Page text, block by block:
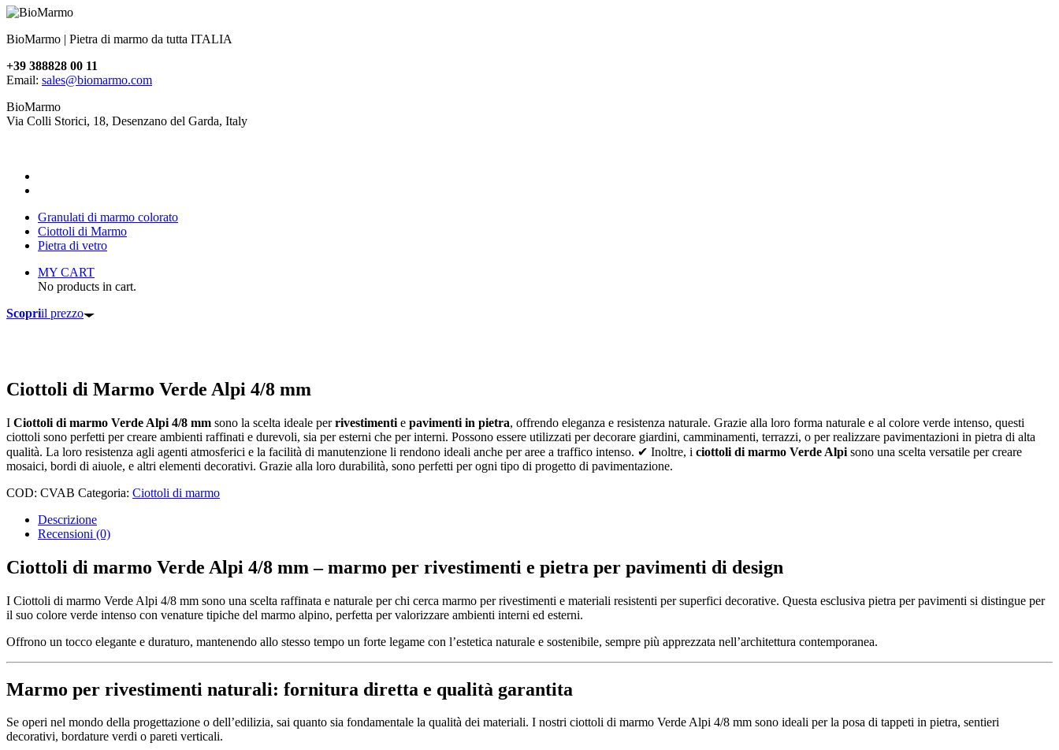
BioMarmo | Pietra di marmo da tutta ITALIA
+39 388828 00 11
Email: sales@biomarmo.com
BioMarmo
Via Colli Storici, 18, Desenzano del Garda, Italy
Granulati di marmo colorato
Ciottoli di Marmo
Pietra di vetro
MY CART
No products in cart.
Scopriil prezzo
Ciottoli di Marmo Verde Alpi 4/8 mm
I Ciottoli di marmo Verde Alpi 4/8 mm sono la scelta ideale perrivestimenti e pavimenti in pietra, offrendo eleganza e resistenza naturale. Grazie alla loro forma naturale e al colore verde intenso, questi
ciottoli sono perfetti per creare ambienti raffinati e durevoli, sia per esterni che per interni. Possono essere utilizzati per decorare giardini, camminamenti, terrazzi, o per realizzare pavimentazioni in pietra di alta
qualità. La loro resistenza agli agenti atmosferici e la facilità di manutenzione li rendono ideali anche per aree a traffico intenso. ✔ Inoltre, i ciottoli di marmo Verde Alpi sono una scelta versatile per creare
mosaici, bordi di aiuole, e altri elementi decorativi. Grazie alla loro durabilità, sono perfetti per ogni tipo di progetto di pavimentazione.
COD: CVAB Categoria: Ciottoli di marmo
Descrizione
Recensioni (0)
Ciottoli di marmo Verde Alpi 4/8 mm – marmo per rivestimenti e pietra per pavimenti di design
I Ciottoli di marmo Verde Alpi 4/8 mm sono una scelta raffinata e naturale per chi cerca marmo per rivestimenti e materiali resistenti per superfici decorative. Questa esclusiva pietra per pavimenti si distingue per
il suo colore verde intenso con venature tipiche del marmo alpino, perfetta per valorizzare ambienti interni ed esterni.
Offrono un tocco elegante e duraturo, mantenendo allo stesso tempo un forte legame con l’estetica naturale e sostenibile, sempre più apprezzata nell’architettura contemporanea.
Marmo per rivestimenti naturali: fornitura diretta e qualità garantita
Se operi nel mondo della progettazione o dell’edilizia, sai quanto sia fondamentale la qualità dei materiali. I nostri ciottoli di marmo Verde Alpi 4/8 mm sono ideali per la posa di tappeti in pietra, sentieri
decorativi, bordature verdi o pareti verticali.